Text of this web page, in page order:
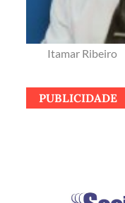
Itamar Ribeiro
PUBLICIDADE